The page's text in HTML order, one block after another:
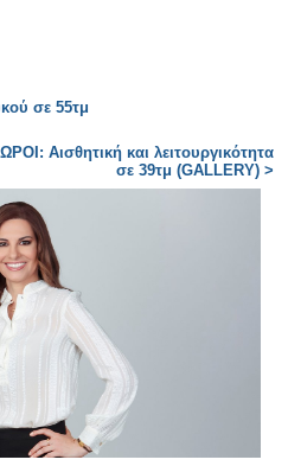
σε 55τμ
Αισθητική και λειτουργικότητα
σε 39τμ (GALLERY) >